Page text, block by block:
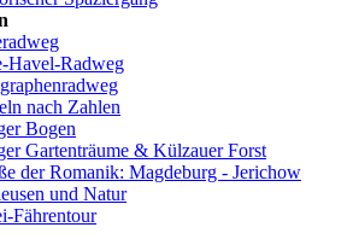
Havel-Radweg
nach Zahlen
Bogen
Gartenträume & Külzauer Forst
der Romanik: Magdeburg - Jerichow
und Natur
Fährentour